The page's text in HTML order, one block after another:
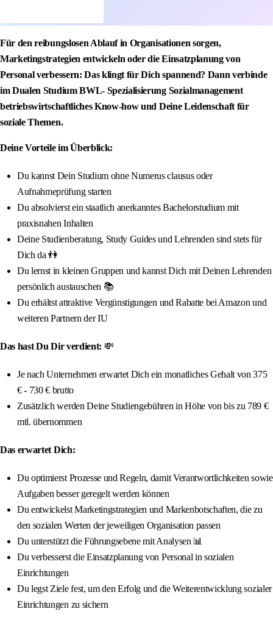
Für den reibungslosen Ablauf in Organisationen sorgen,
Marketingstrategien entwickeln oder die Einsatzplanung von
Personal verbessern: Das klingt für Dich spannend? Dann verbinde
im Dualen Studium BWL- Spezialisierung Sozialmanagement
betriebswirtschaftliches Know-how und Deine Leidenschaft für
soziale Themen.
Deine Vorteile im Überblick:
Du kannst Dein Studium ohne Numerus clausus oder
Aufnahmeprüfung starten
Du absolvierst ein staatlich anerkanntes Bachelorstudium mit
praxisnahen Inhalten
Deine Studienberatung, Study Guides und Lehrenden sind stets für
Dich da 👫
Du lernst in kleinen Gruppen und kannst Dich mit Deinen Lehrenden
persönlich austauschen 📚
Du erhältst attraktive Vergünstigungen und Rabatte bei Amazon und
weiteren Partnern der IU
Das hast Du Dir verdient: 💸
Je nach Unternehmen erwartet Dich ein monatliches Gehalt von 375
€ - 730 € brutto
Zusätzlich werden Deine Studiengebühren in Höhe von bis zu 789 €
mtl. übernommen
Das erwartet Dich:
Du optimierst Prozesse und Regeln, damit Verantwortlichkeiten sowie
Aufgaben besser geregelt werden können
Du entwickelst Marketingstrategien und Markenbotschaften, die zu
den sozialen Werten der jeweiligen Organisation passen
Du unterstützt die Führungsebene mit Analysen 📊
Du verbesserst die Einsatzplanung von Personal in sozialen
Einrichtungen
Du legst Ziele fest, um den Erfolg und die Weiterentwicklung sozialer
Einrichtungen zu sichern